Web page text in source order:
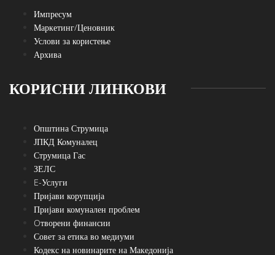
Импресум
Маркетинг/Ценовник
Услови за користење
Архива
КОРИСНИ ЛИНКОВИ
Општина Струмица
ЈПКД Комуналец
Струмица Гас
ЗЕЛС
E-Услуги
Пријави корупција
Пријави комунален проблем
Oтворени финансии
Совет за етика во медиуми
Кодекс на новинарите на Македонија